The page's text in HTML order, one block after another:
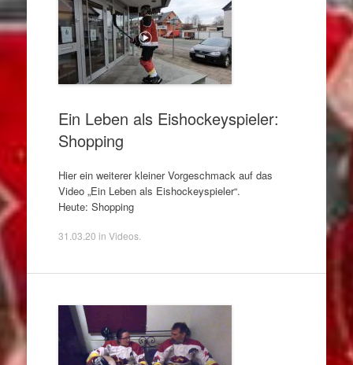
Ein Leben als Eishockeyspieler:
Shopping
Hier ein weiterer kleiner Vorgeschmack auf das
Video „Ein Leben als Eishockeyspieler“.
Heute: Shopping
31.03.20 in Videos.